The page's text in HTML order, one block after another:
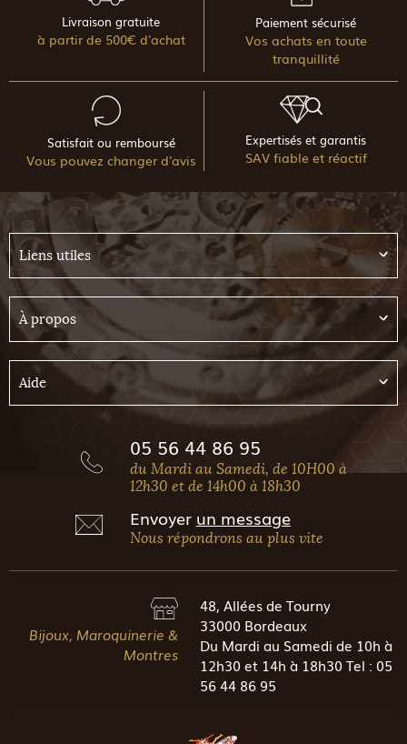
Livraison gratuite
à partir de 500€ d'achat
Paiement sécurisé
Vos achats en toute
tranquillité
Satisfait ou remboursé
Vous pouvez changer d'avis
Expertisés et garantis
SAV fiable et réactif
Liens utiles
À propos
Aide
05 56 44 86 95
du Mardi au Samedi, de 10H00 à
12h30 et de 14h00 à 18h30
Envoyer un message
Nous répondrons au plus vite
Bijoux, Maroquinerie &
Montres
48, Allées de Tourny
33000 Bordeaux
Du Mardi au Samedi de 10h à
12h30 et 14h à 18h30 Tel : 05
56 44 86 95